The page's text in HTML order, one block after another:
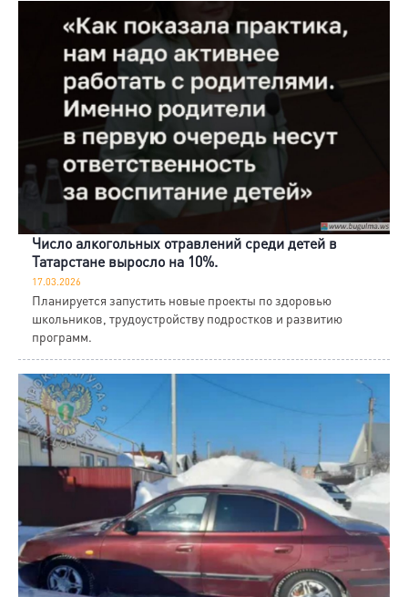
Число алкогольных отравлений среди детей в
Татарстане выросло на 10%.
17.03.2026
Планируется запустить новые проекты по здоровью
школьников, трудоустройству подростков и развитию
программ.